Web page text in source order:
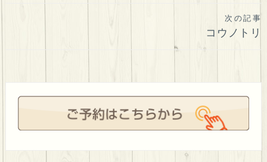
次の記事
コウノトリ